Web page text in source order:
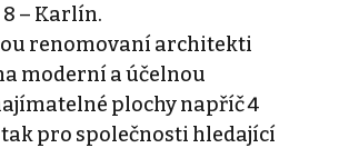
– Karlín.
renomovaní architekti
moderní a účelnou
plochy napříč 4
pro společnosti hledající